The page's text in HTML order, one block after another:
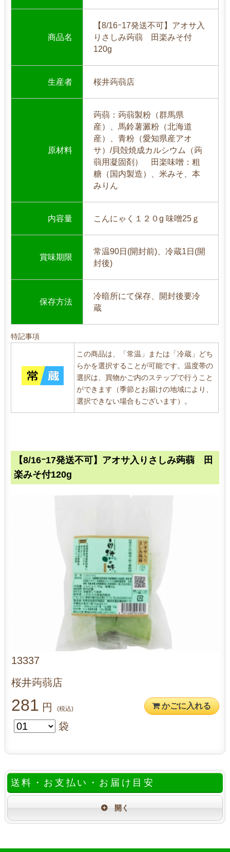
商品名
【8/16ｰ17発送不可】アオサ入
りさしみ蒟蒻 田楽みそ付
120g
生産者 桜井蒟蒻店
原材料
蒟蒻：蒟蒻製粉（群馬県
産）、馬鈴薯澱粉（北海道
産）、青粉（愛知県産アオ
サ）/貝殻焼成カルシウム（蒟
蒻用凝固剤） 田楽味噌：粗
糖（国内製造）、米みそ、本
みりん
内容量 こんにゃく１２０g 味噌25ｇ
賞味期限
常温90日(開封前)、冷蔵1日(開
封後)
保存方法
冷暗所にて保存、開封後要冷
蔵
特記事項
この商品は、「常温」または「冷蔵」どち
らかを選択することが可能です。温度帯の
選択は、買物かご内のステップで行うこと
ができます（季節とお届けの地域により、
選択できない場合もございます）。
【8/16ｰ17発送不可】アオサ入りさしみ蒟蒻 田
楽みそ付120g
13337
桜井蒟蒻店
281 円 (税込) かごに入れる
袋
送料・お支払い・お届け目安